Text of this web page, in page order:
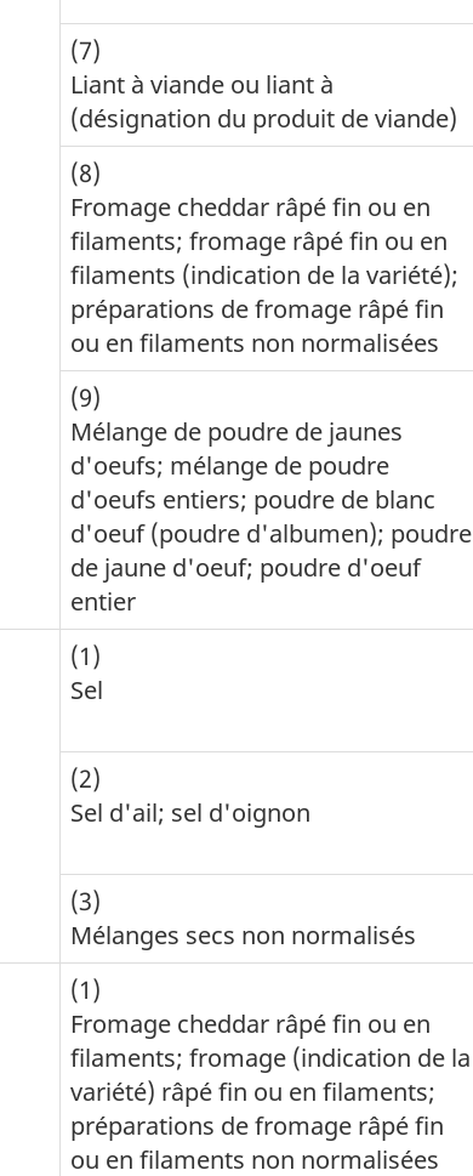
(7)
Liant à viande ou liant à
(désignation du produit de viande)
(8)
Fromage cheddar râpé fin ou en
filaments; fromage râpé fin ou en
filaments (indication de la variété);
préparations de fromage râpé fin
ou en filaments non normalisées
(9)
Mélange de poudre de jaunes
d'oeufs; mélange de poudre
d'oeufs entiers; poudre de blanc
d'oeuf (poudre d'albumen); poudre
de jaune d'oeuf; poudre d'oeuf
entier
(1)
Sel
(2)
Sel d'ail; sel d'oignon
(3)
Mélanges secs non normalisés
(1)
Fromage cheddar râpé fin ou en
filaments; fromage (indication de la
variété) râpé fin ou en filaments;
préparations de fromage râpé fin
ou en filaments non normalisées